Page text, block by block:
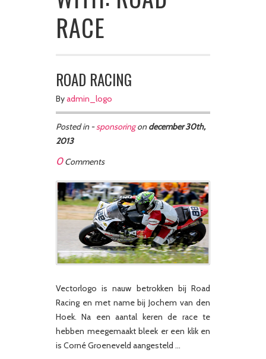
RACE
ROAD RACING
Byadmin_logo
Posted in -sponsoringon december 30th,
2013
0Comments
Vectorlogo is nauw betrokken bij Road
Racing en met name bij Jochem van den
Hoek. Na een aantal keren de race te
hebben meegemaakt bleek er een klik en
is Corné Groeneveld aangesteld …